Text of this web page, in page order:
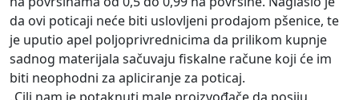
da ovi poticaji neće biti uslovljeni prodajom pšenice, te
je uputio apel poljoprivrednicima da prilikom kupnje
sadnog materijala sačuvaju fiskalne račune koji će im
biti neophodni za apliciranje za poticaj.
„Cilj nam je potaknuti male proizvođače da posiju